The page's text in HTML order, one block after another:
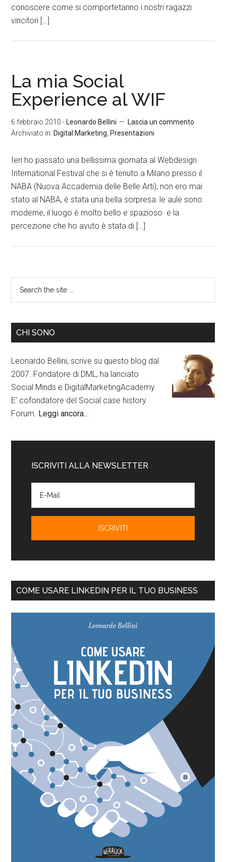
conoscere come si comportetanno i nostri ragazzi
vincitori […]
La mia Social
Experience al WIF
6 febbraio 2010 - Leonardo Bellini
Lascia un commento
Archiviato in: Digital Marketing Presentazioni
Ieri ho passato una bellissima giornata al Webdesign
International Festival che si è tenuto a Milano presso il
NABA (Nuova Accademia delle Belle Arti); non ero mai
stato al NABA, è stata una bella sorpresa: le aule sono
moderne, il luogo è molto bello e spazioso e la
percezione che ho avuto è stata di […]
CHI SONO
Leonardo Bellini, scrive su questo blog dal
2007. Fondatore di DML, ha lanciato
Social Minds e DigitalMarketingAcademy.
E' cofondatore del Social case history
Forum. Leggi ancora…
ISCRIVITI ALLA NEWSLETTER
COME USARE LINKEDIN PER IL TUO BUSINESS